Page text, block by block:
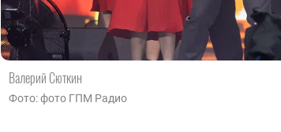
Валерий Сюткин
Фото: фото ГПМ Радио